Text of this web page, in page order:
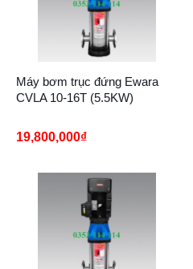
Máy bơm trục đứng Ewara
CVLA 10-16T (5.5KW)
19,800,000₫